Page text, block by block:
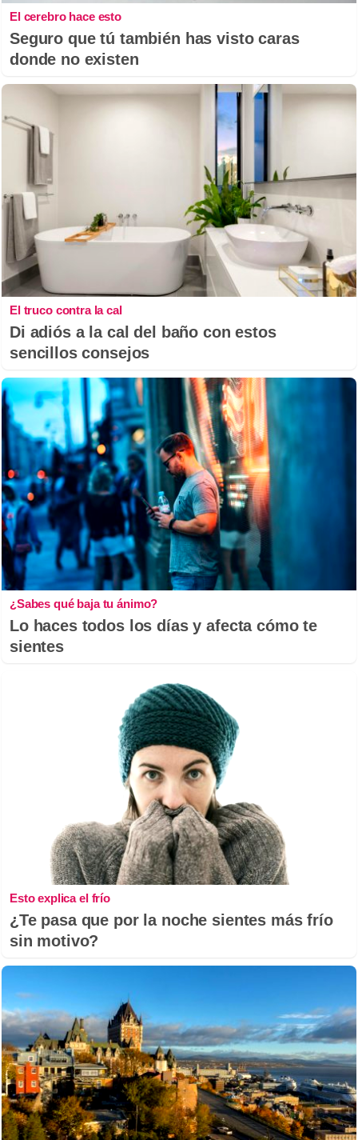
El cerebro hace esto
Seguro que tú también has visto caras
donde no existen
El truco contra la cal
Di adiós a la cal del baño con estos
sencillos consejos
¿Sabes qué baja tu ánimo?
Lo haces todos los días y afecta cómo te
sientes
Esto explica el frío
¿Te pasa que por la noche sientes más frío
sin motivo?